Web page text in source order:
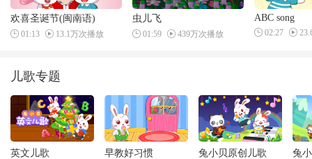
欢喜圣诞节(闽南语)
01:13 13.1万次播放
虫儿飞
01:59 439万次播放
ABC song
02:27
儿歌专题
英文儿歌
早教好习惯
兔小贝原创儿歌
兔